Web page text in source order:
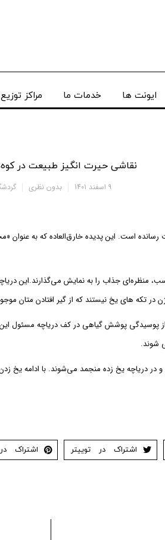
ایونت ها خدمات ما مراکز توزیع
نقاشی حیرت انگیز طبیعت در
9 اسفند 1401 بدون نظری
رسانده است. این پدیده خارق‌العاده که به
در تکه های یخ نیستند که از گیر افتادن
پوسیدگی پوشش گیاهی در کف دریاچه مسئول
شوند.
یخ زده منجمد می‌شوند. با ادامه یخ
اشتراک در توییتر اشتراک